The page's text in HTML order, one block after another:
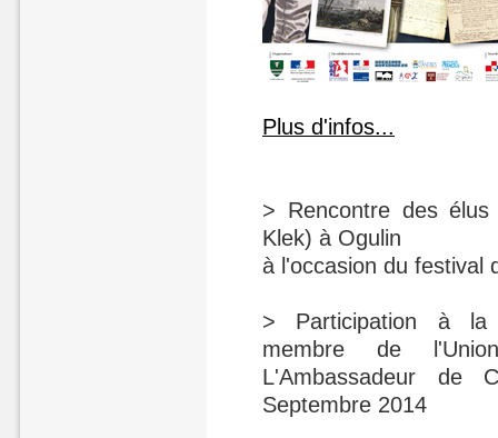
Plus d'infos...
> Rencontre des
Klek) à Ogulin
à l'occasion du festival
> Participation à la
membre de
L'Ambassadeur
Septembre 2014